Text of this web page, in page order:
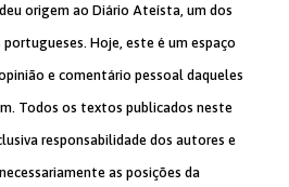
origem ao Diário Ateísta, um dos
Hoje, este é um espaço
e comentário pessoal daqueles
Todos os textos publicados neste
responsabilidade dos autores e
as posições da